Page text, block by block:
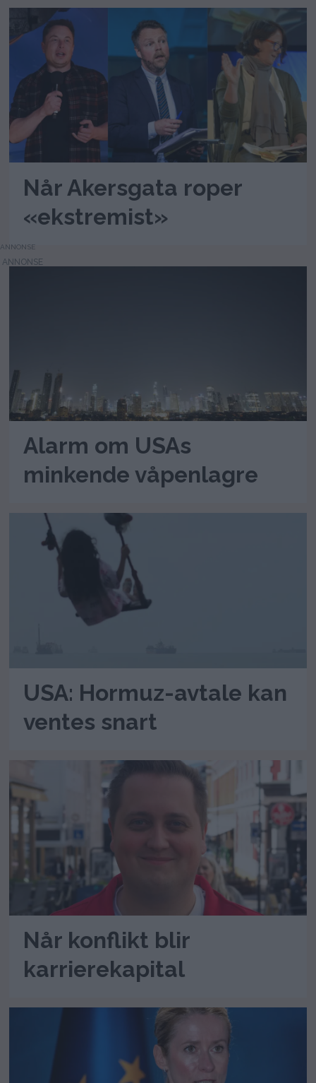
Når Akersgata roper
«ekstremist»
ANNONSE
Alarm om USAs
minkende våpenlagre
USA: Hormuz-avtale kan
ventes snart
Når konflikt blir
karrierekapital